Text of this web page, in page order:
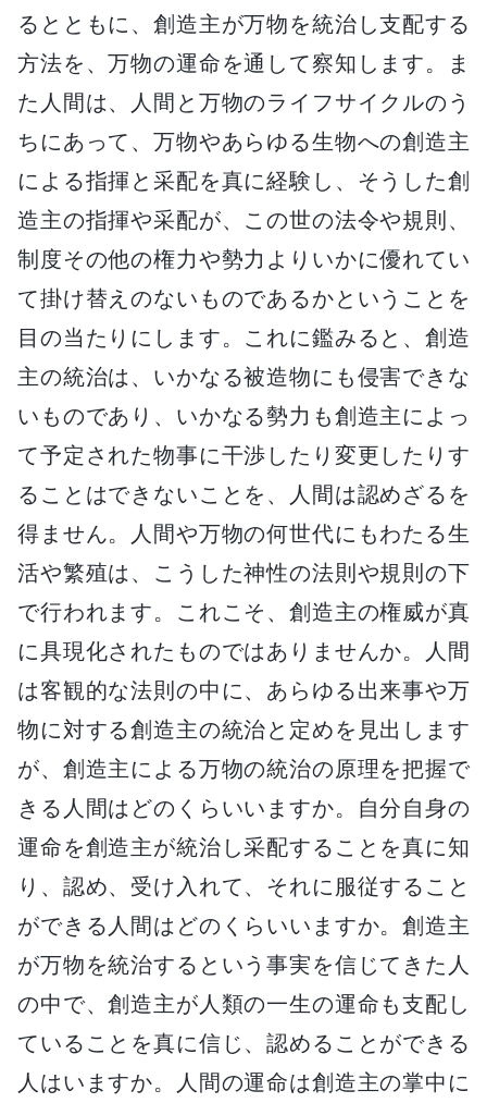
るとともに、創造主が万物を統治し支配する
方法を、万物の運命を通して察知します。ま
た人間は、人間と万物のライフサイクルのう
ちにあって、万物やあらゆる生物への創造主
による指揮と采配を真に経験し、そうした創
造主の指揮や采配が、この世の法令や規則、
制度その他の権力や勢力よりいかに優れてい
て掛け替えのないものであるかということを
目の当たりにします。これに鑑みると、創造
主の統治は、いかなる被造物にも侵害できな
いものであり、いかなる勢力も創造主によっ
て予定された物事に干渉したり変更したりす
ることはできないことを、人間は認めざるを
得ません。人間や万物の何世代にもわたる生
活や繁殖は、こうした神性の法則や規則の下
で行われます。これこそ、創造主の権威が真
に具現化されたものではありませんか。人間
は客観的な法則の中に、あらゆる出来事や万
物に対する創造主の統治と定めを見出します
が、創造主による万物の統治の原理を把握で
きる人間はどのくらいいますか。自分自身の
運命を創造主が統治し采配することを真に知
り、認め、受け入れて、それに服従すること
ができる人間はどのくらいいますか。創造主
が万物を統治するという事実を信じてきた人
の中で、創造主が人類の一生の運命も支配し
ていることを真に信じ、認めることができる
人はいますか。人間の運命は創造主の掌中に